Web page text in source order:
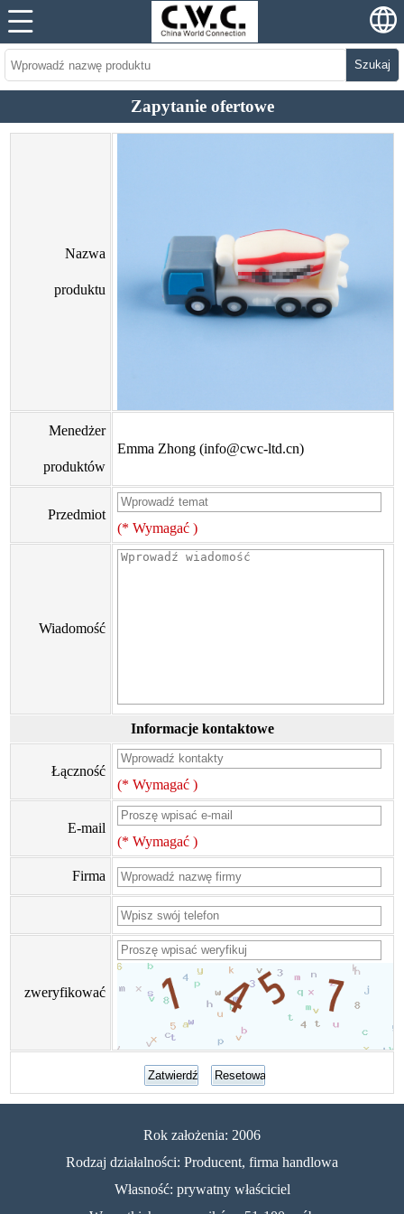
Szukaj
Zapytanie ofertowe
Nazwa
produktu
Menedżer
produktów
Emma Zhong (info@cwc-ltd.cn)
Przedmiot
(* Wymagać )
Wiadomość
Informacje kontaktowe
Łączność
(* Wymagać )
E-mail
(* Wymagać )
Firma
zweryfikować
Rok założenia: 2006
Rodzaj działalności: Producent, firma handlowa
Własność: prywatny właściciel